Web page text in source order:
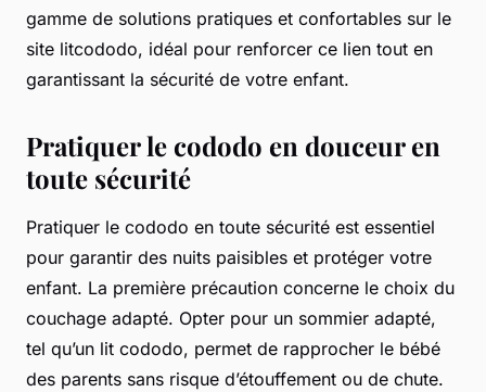
gamme de solutions pratiques et confortables sur le
site litcododo, idéal pour renforcer ce lien tout en
garantissant la sécurité de votre enfant.
Pratiquer le cododo en douceur en
toute sécurité
Pratiquer le cododo en toute sécurité est essentiel
pour garantir des nuits paisibles et protéger votre
enfant. La première précaution concerne le choix du
couchage adapté. Opter pour un sommier adapté,
tel qu’un lit cododo, permet de rapprocher le bébé
des parents sans risque d’étouffement ou de chute.